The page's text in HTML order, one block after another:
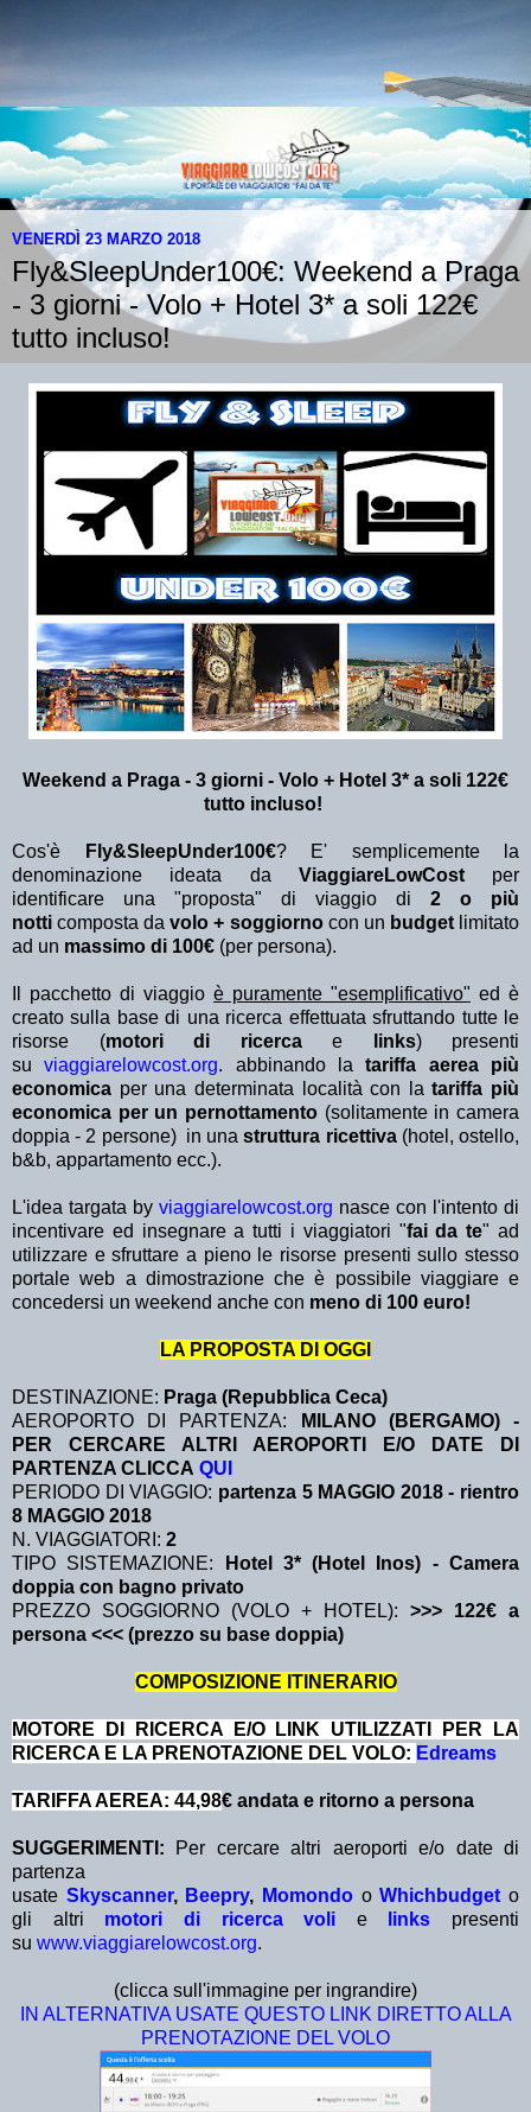
VENERDÌ 23 MARZO 2018
Fly&SleepUnder100€: Weekend a Praga
- 3 giorni - Volo + Hotel 3* a soli 122€
tutto incluso!
Weekend a Praga - 3 giorni - Volo + Hotel 3* a soli 122€
tutto incluso!
Cos'è Fly&SleepUnder100€? E' semplicemente la
denominazione ideata da ViaggiareLowCost per
identificare una "proposta" di viaggio di 2 o più
notti composta davolo + soggiornocon un budget limitato
ad un massimo di 100€ (per persona).
Il pacchetto di viaggio è puramente "esemplificativo" ed è
creato sulla base di una ricerca effettuata sfruttando tutte le
risorse (motori di ricerca e links) presenti
suviaggiarelowcost.org. abbinando la tariffa aerea più
economica per una determinata località con latariffa più
economica per un pernottamento (solitamente in camera
doppia - 2 persone) in unastruttura ricettiva(hotel, ostello,
b&b, appartamento ecc.).
L'idea targata by viaggiarelowcost.org nasce con l'intento di
incentivare ed insegnare a tutti i viaggiatori "fai da te" ad
utilizzare e sfruttare a pieno le risorse presenti sullo stesso
portale web a dimostrazione che è possibile viaggiare e
concedersi un weekend anche con meno di 100 euro!
LA PROPOSTA DI OGGI
DESTINAZIONE: Praga (Repubblica Ceca)
AEROPORTO DI PARTENZA:
MILANO (BERGAMO) -
PER CERCARE ALTRI AEROPORTI E/O DATE DI
PARTENZA CLICCA QUI
PERIODO DI VIAGGIO: partenza 5 MAGGIO 2018- rientro
8 MAGGIO 2018
N. VIAGGIATORI: 2
TIPO SISTEMAZIONE:
Hotel 3* (Hotel Inos) - Camera
doppia con bagno privato
PREZZO SOGGIORNO (VOLO + HOTEL): >>> 122€ a
persona <<< (prezzo su base doppia)
COMPOSIZIONE ITINERARIO
MOTORE DI RICERCA E/O LINK UTILIZZATI PER LA
RICERCA E LA PRENOTAZIONE DEL VOLO: Edreams
TARIFFA AEREA: 44,98€ andata e ritorno a persona
SUGGERIMENTI: Per cercare altri aeroporti e/o date di
partenza
usate Skyscanner, Beepry, Momondo oWhichbudget o
gli altri motori di ricerca voli e links presenti
su www.viaggiarelowcost.org.
(clicca sull'immagine per ingrandire)
IN ALTERNATIVA USATE QUESTO LINK DIRETTO ALLA
PRENOTAZIONE DEL VOLO